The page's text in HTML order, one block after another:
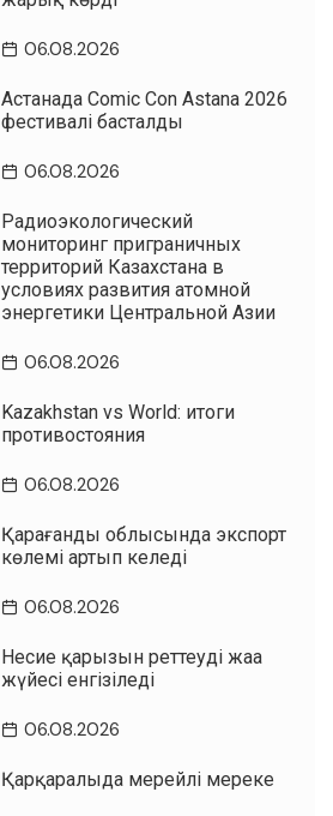
06.08.2026
Астанада Comic Con Astana 2026
фестивалі басталды
06.08.2026
Радиоэкологический
мониторинг приграничных
территорий Казахстана в
условиях развития атомной
энергетики Центральной Азии
06.08.2026
Kazakhstan vs World: итоги
противостояния
06.08.2026
Қарағанды облысында экспорт
көлемі артып келеді
06.08.2026
Несие қарызын реттеудің жаңа
жүйесі енгізіледі
06.08.2026
Қарқаралыда мерейлі мереке